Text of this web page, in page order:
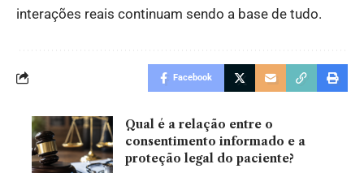
interações reais continuam sendo a base de tudo.
Facebook
Qual é a relação entre o
consentimento informado e a
proteção legal do paciente?